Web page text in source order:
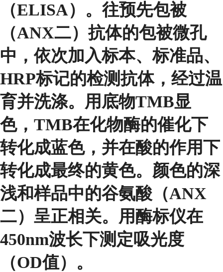
（ELISA）。往预先包被
（ANX二）抗体的包被微孔
中，依次加入标本、标准品、
HRP标记的检测抗体，经过温
育并洗涤。用底物TMB显
色，TMB在化物酶的催化下
转化成蓝色，并在酸的作用下
转化成最终的黄色。颜色的深
浅和样品中的谷氨酸（ANX
二）呈正相关。用酶标仪在
450nm波长下测定吸光度
（OD值）。